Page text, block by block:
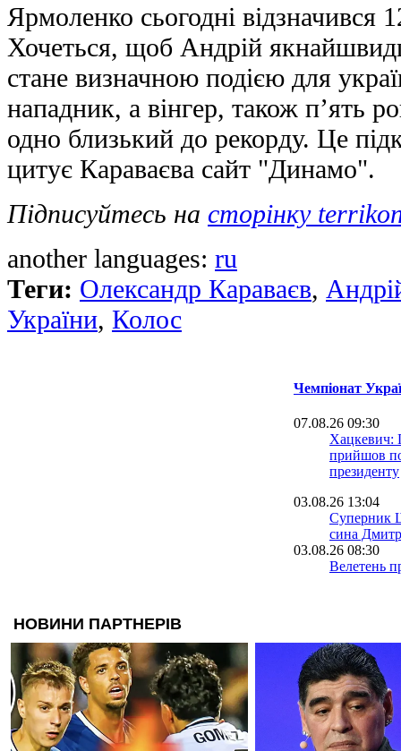
Ярмоленко сьогодні відзначився
Хочеться, щоб Андрій
стане визначною подією для
нападник, а вінгер, також п’ять
одно близький до рекорду. Це
цитує Караваєва сайт "Динамо".
Підписуйтесь на сторінку
another languages: ru
Теги: Олександр Караваєв,
України, Колос
Чемпіонат
07.08.26 09:30
Хацкевич:
прийшов
президенту
03.08.26 13:04
Суперник
сина
03.08.26 08:30
Велетень
Сергій
нас у
12.07.26 12:31
Ротань:
слабке
останніх